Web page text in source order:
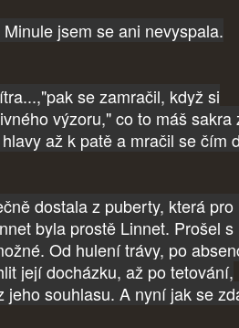
jsem se ani nevyspala.
se zamračil, když si
výzoru," co to máš sakra
až k patě a mračil se čím
dostala z puberty, která pro
byla prostě Linnet. Prošel s
Od hulení trávy, po
její docházku, až po tetování,
jeho souhlasu. A nyní jak se